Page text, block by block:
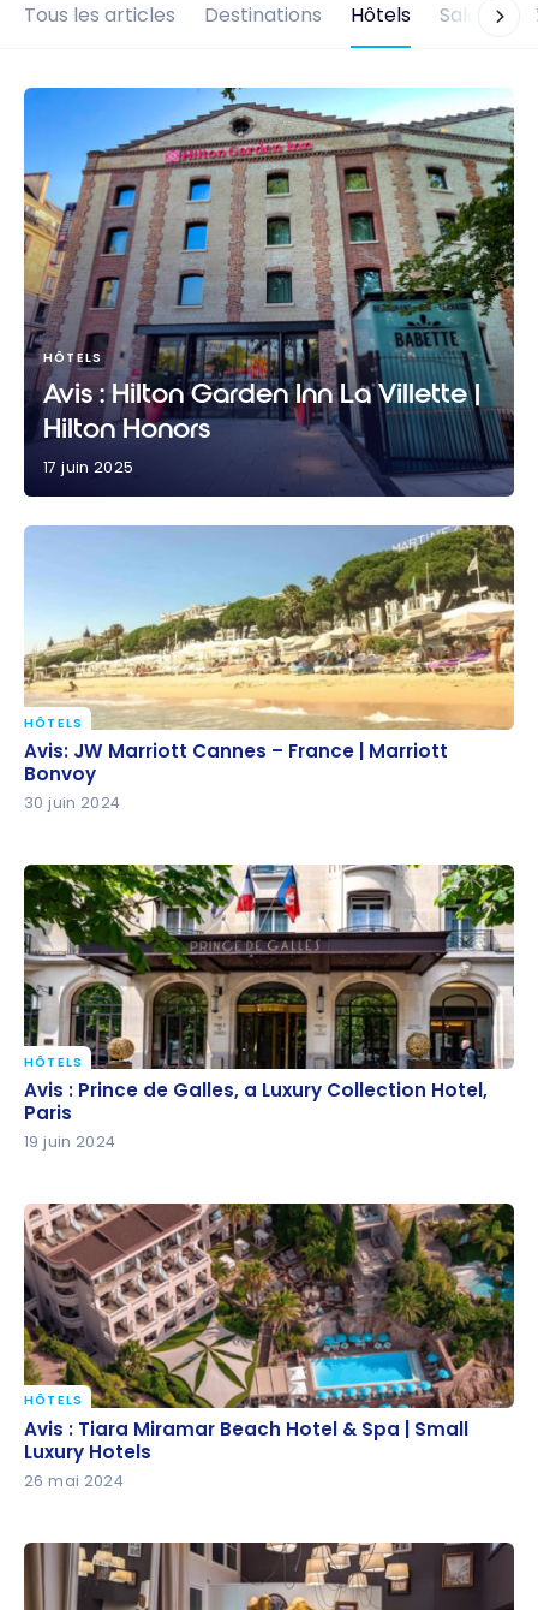
Tous les articles Destinations Hôtels Salons
HÔTELS
Avis : Hilton Garden Inn La Villette |
Hilton Honors
17 juin 2025
Avis: JW Marriott Cannes – France | Marriott
Bonvoy
HÔTELS
Avis: JW Marriott Cannes – France | Marriott
Bonvoy
30 juin 2024
Avis : Prince de Galles, a Luxury Collection Hotel,
Paris
HÔTELS
Avis : Prince de Galles, a Luxury Collection Hotel,
Paris
19 juin 2024
Avis : Tiara Miramar Beach Hotel & Spa | Small
Luxury Hotels
HÔTELS
Avis : Tiara Miramar Beach Hotel & Spa | Small
Luxury Hotels
26 mai 2024